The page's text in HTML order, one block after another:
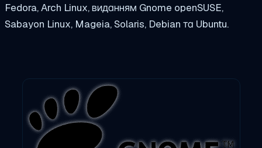
Fedora, Arch Linux, виданням Gnome openSUSE,
Sabayon Linux, Mageia, Solaris, Debian та Ubuntu.